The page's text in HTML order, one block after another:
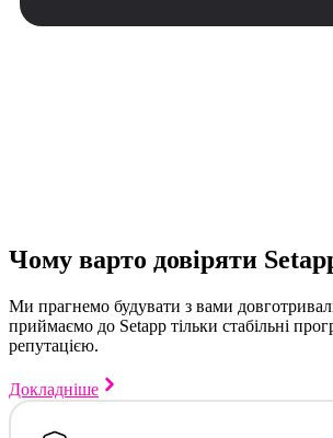
Чому варто довіряти
Ми прагнемо будувати з вами
приймаємо до Setapp тільки стабільні
репутацією.
Докладніше